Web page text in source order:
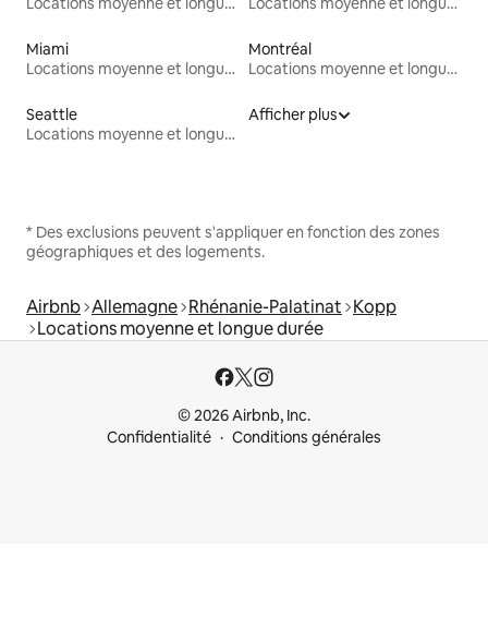
Miami
Locations moyenne et longue durée
Montréal
Locations moyenne et longue durée
Seattle
Locations moyenne et longue durée
Afficher plus
* Des exclusions peuvent s'appliquer en fonction des zones
géographiques et des logements.
Airbnb Allemagne Rhénanie-Palatinat Kopp
Locations moyenne et longue durée
© 2026 Airbnb, Inc.
Confidentialité
Conditions générales